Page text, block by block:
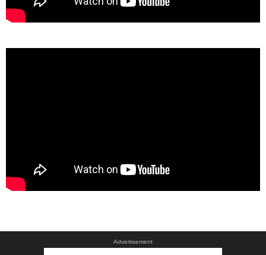
Advertisement